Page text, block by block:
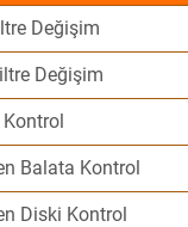
Değişim
Değişim
Kontrol
Balata Kontrol
Diski Kontrol